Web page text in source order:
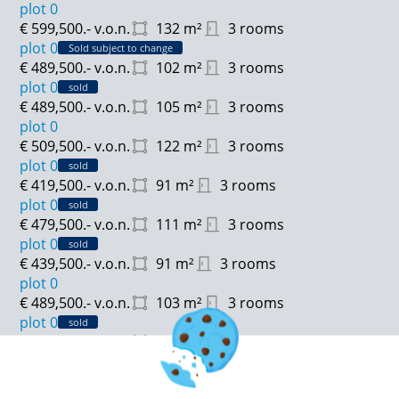
plot 0
132 m² 3 rooms
€ 599,500.-v.o.n.
plot 0
Sold subject to change
102 m² 3 rooms
€ 489,500.-v.o.n.
plot 0
sold
105 m² 3 rooms
€ 489,500.-v.o.n.
plot 0
122 m² 3 rooms
€ 509,500.-v.o.n.
plot 0
sold
91 m² 3 rooms
€ 419,500.-v.o.n.
plot 0
sold
111 m² 3 rooms
€ 479,500.-v.o.n.
plot 0
sold
91 m² 3 rooms
€ 439,500.-v.o.n.
plot 0
103 m² 3 rooms
€ 489,500.-v.o.n.
plot 0
sold
147m² 6 rooms
149m²